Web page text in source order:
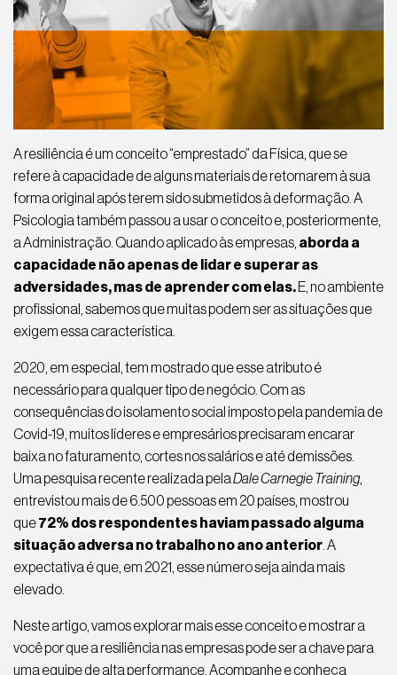
Aresiliência é um conceito “emprestado” da Física, que se
refere à capacidade de alguns materiais de retornarem à sua
forma original após terem sido submetidos à deformação. A
Psicologia também passou a usar o conceito e, posteriormente,
a Administração. Quando aplicado às empresas, aborda a
capacidade não apenas de lidar e superar as
adversidades, mas de aprender com elas.E, no ambiente
profissional, sabemos que muitas podem ser as situações que
exigem essa característica
2020, em especial, tem mostradoqueesse atributoé
necessário para qualquer tipo de negócio. Com as
consequências do isolamento social imposto pela pandemia de
Covid-19, muitos líderes e empresários precisaram encarar
baixa no faturamento, cortes nos salários e até demissões.
Uma pesquisa recente realizada pelaDale Carnegie Training,
entrevistou mais de 6.500 pessoas em 20 países, mostrou
que72% dos respondentes haviam passado alguma
situação adversa no trabalho no ano anterior . A
expectativa é que, em 2021, esse número seja ainda mais
elevado.
Neste artigo, vamos explorar mais esse conceito e mostrar a
você por que a resiliência nas empresaspode ser a chave para
uma equipe de alta performance. Acompanhe e conheça